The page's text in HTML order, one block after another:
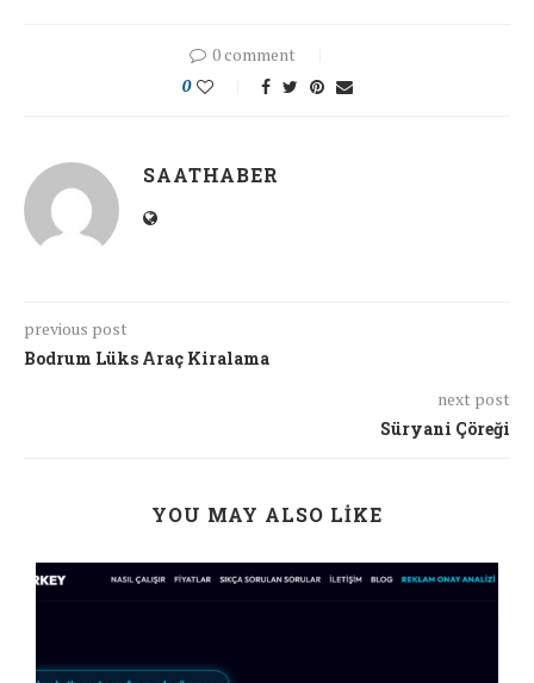
0 comment
0
SAATHABER
previous post
Bodrum Lüks Araç Kiralama
next post
Süryani Çöreği
YOU MAY ALSO LIKE